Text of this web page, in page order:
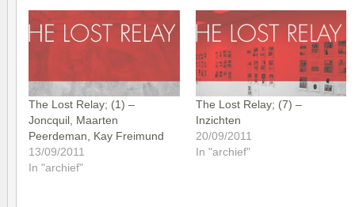
The Lost Relay; (1) –
Joncquil, Maarten
Peerdeman, Kay Freimund
13/09/2011
In "archief"
The Lost Relay; (7) –
Inzichten
20/09/2011
In "archief"